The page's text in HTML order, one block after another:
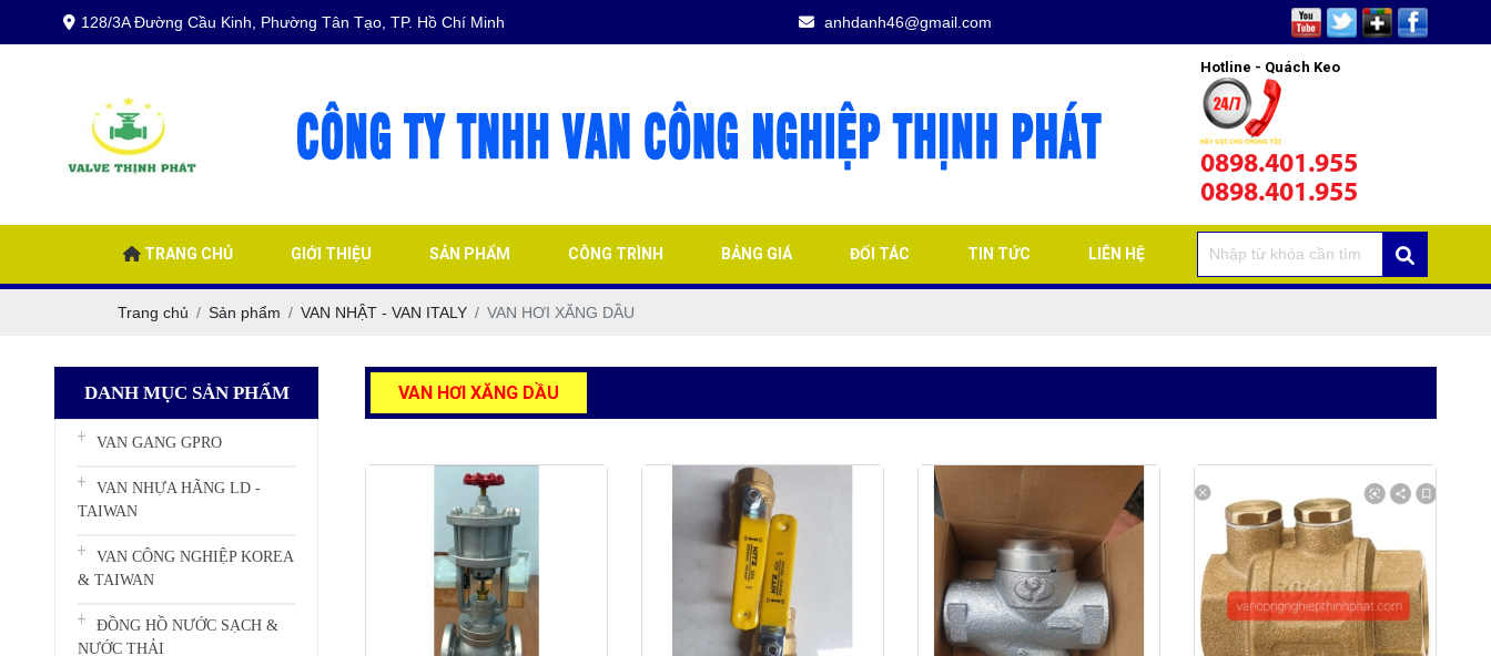
128/3A Đường Cầu Kinh, Phường Tân Tạo, TP. Hồ Chí Minh anhdanh46@gmail.com
Hotline - Quách Keo
0898.401.955
0898.401.955
TRANG CHỦ GIỚI THIỆU SẢN PHẨM CÔNG TRÌNH BẢNG GIÁ ĐỐI TÁC TIN TỨC LIÊN HỆ
Trang chủ Sản phẩm VAN NHẬT - VAN ITALY VAN HƠI XĂNG DẦU
DANH MỤC SẢN PHẨM
VAN GANG GPRO
VAN NHỰA HÃNG LD -
TAIWAN
VAN CÔNG NGHIỆP KOREA
& TAIWAN
ĐỒNG HỒ NƯỚC SẠCH &
NƯỚC THẢI
VAN HƠI XĂNG DẦU